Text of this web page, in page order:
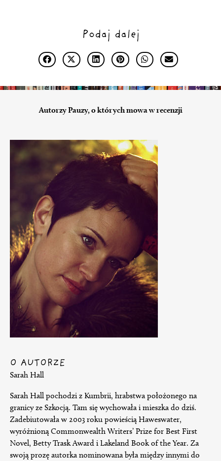
Podaj dalej
Autorzy Pauzy, o których mowa w recenzji
O AUTORZE
Sarah Hall
Sarah Hall pochodzi z Kumbrii, hrabstwa położonego na
granicy ze Szkocją. Tam się wychowała i mieszka do dziś.
Zadebiutowała w 2003 roku powieścią Haweswater,
wyróżnioną Commonwealth Writers’ Prize for Best First
Novel, Betty Trask Award i Lakeland Book of the Year. Za
swoją prozę autorka nominowana była między innymi do